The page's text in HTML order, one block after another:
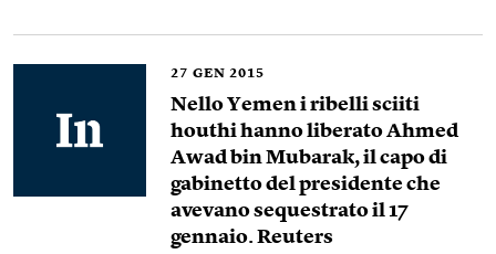
27 GEN 2015
Nello Yemen i ribelli sciiti
houthi hanno liberato Ahmed
Awad bin Mubarak, il capo di
gabinetto del presidente che
avevano sequestrato il 17
gennaio. Reuters